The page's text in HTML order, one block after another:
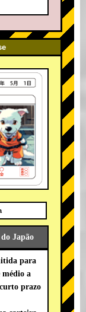
Japão
para
médio a
prazo